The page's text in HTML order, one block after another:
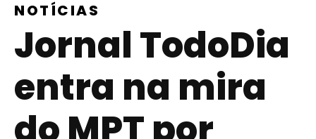
NOTÍCIAS
Jornal TodoDia
entra na mira